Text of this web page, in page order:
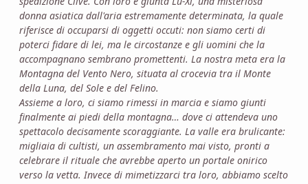
donna asiatica dall'aria estremamente determinata, la quale
riferisce di occuparsi di oggetti occuti: non siamo certi di
poterci fidare di lei, ma le circostanze e gli uomini che la
accompagnano sembrano promettenti. La nostra meta era la
Montagna del Vento Nero, situata al crocevia tra il Monte
della Luna, del Sole e del Felino.
Assieme a loro, ci siamo rimessi in marcia e siamo giunti
finalmente ai piedi della montagna… dove ci attendeva uno
spettacolo decisamente scoraggiante. La valle era brulicante:
migliaia di cultisti, un assembramento mai visto, pronti a
celebrare il rituale che avrebbe aperto un portale onirico
verso la vetta. Invece di mimetizzarci tra loro, abbiamo scelto